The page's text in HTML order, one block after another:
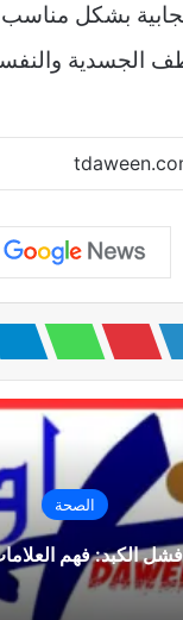
بشكل
الجسدية
الصحة
الكبد: فهم